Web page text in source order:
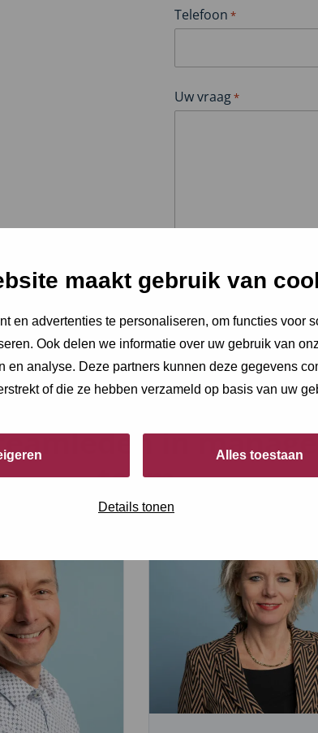
maakt gebruik van
en advertenties te personaliseren, om functies voor
Ook delen we informatie over uw gebruik van
en analyse. Deze partners kunnen deze gegevens
of die ze hebben verzameld op basis van uw
Alles toestaan
Details tonen
Telefoon *
Uw vraag*
Ik ga akkoord met
Deze site wordt beschermd
in
team